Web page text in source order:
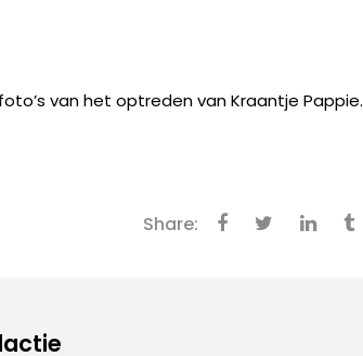
van het optreden van Kraantje Pappie.
Share: